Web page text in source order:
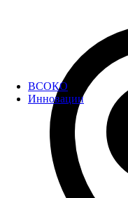
ВСОКО
Инновации